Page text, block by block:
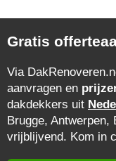
Gratis
Via
aanvragen en
dakdekkers uit
Brugge,
vrijblijvend. Kom in